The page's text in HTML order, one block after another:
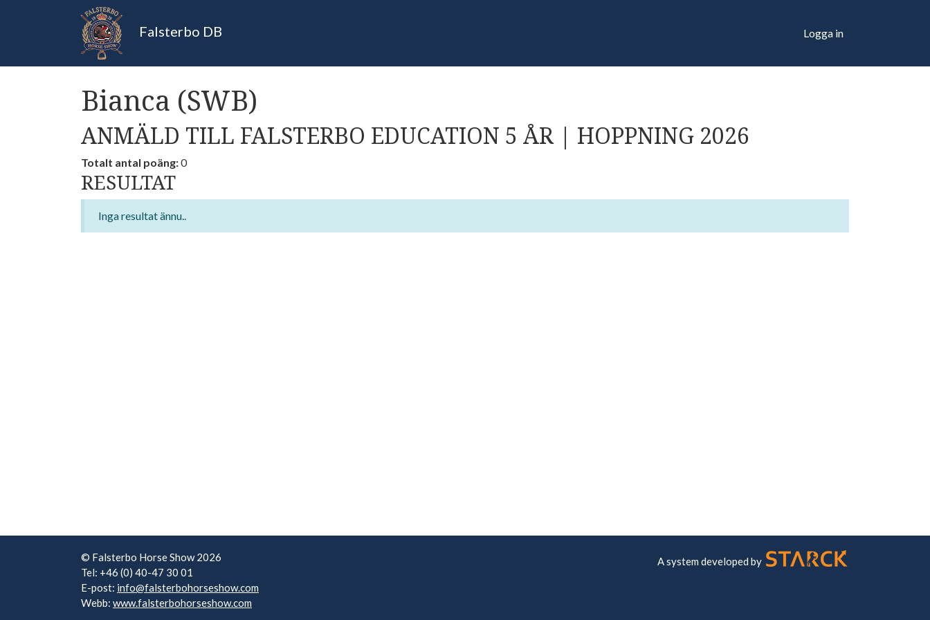
Falsterbo DB Logga in
Bianca (SWB)
ANMÄLD TILL FALSTERBO EDUCATION 5 ÅR | HOPPNING 2026
Totalt antal poäng:0
RESULTAT
Inga resultat ännu..
© Falsterbo Horse Show 2026
Tel: +46 (0) 40-47 30 01
E-post: info@falsterbohorseshow.com
Webb: www.falsterbohorseshow.com
A system developed by